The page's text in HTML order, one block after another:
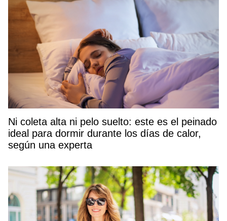
Ni coleta alta ni pelo suelto: este es el peinado
ideal para dormir durante los días de calor,
según una experta